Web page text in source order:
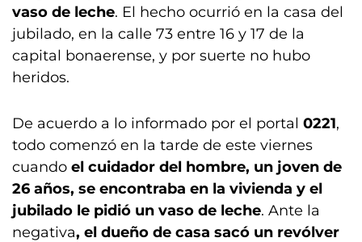
vaso de leche. El hecho ocurrió en la casa del
jubilado, en la calle 73 entre 16 y 17 de la
capital bonaerense, y por suerte no hubo
heridos.
De acuerdo a lo informado por el portal 0221,
todo comenzó en la tarde de este viernes
cuando el cuidador del hombre, un joven de
26 años, se encontraba en la vivienda y el
jubilado le pidió un vaso de leche. Ante la
negativa, el dueño de casa sacó un revólver